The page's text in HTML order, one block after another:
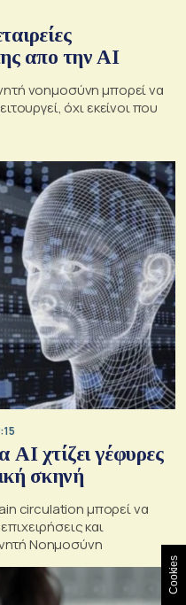
απο την AI
νοημοσύνη μπορεί να
όχι εκείνοι που
AI χτίζει γέφυρες
σκηνή
circulation μπορεί να
και
Νοημοσύνη
Cookies